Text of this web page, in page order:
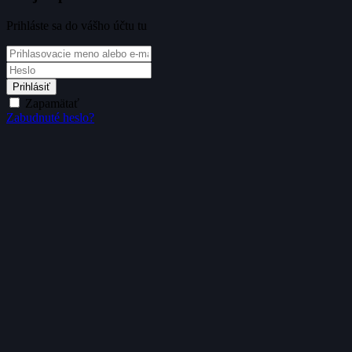
Prihláste sa do vášho účtu tu
Prihlásiť
Zapamätať
Zabudnuté heslo?